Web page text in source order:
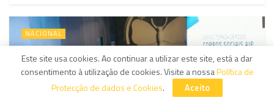
NACIONAL
Este site usa cookies. Ao continuar a utilizar este site, está a dar
consentimento à utilização de cookies. Visite a nossaPolítica de
Protecção de dados e Cookies. Aceito